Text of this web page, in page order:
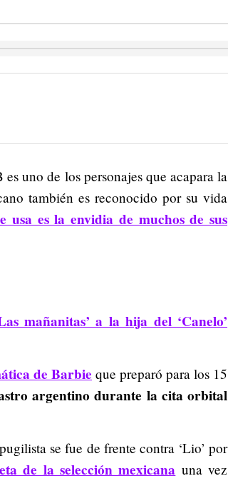
uno de los personajes que acapara la
también es reconocido por su vida
usa es la envidia de muchos de sus
mañanitas’ a la hija del ‘Canelo’
de Barbie que preparó para los 15
argentino durante la cita orbital
se fue de frente contra ‘Lio’ por
de la selección mexicana una vez